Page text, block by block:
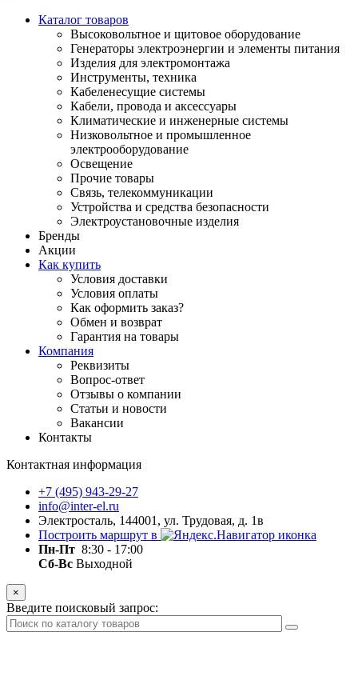
Каталог товаров
Высоковольтное и щитовое оборудование
Генераторы электроэнергии и элементы питания
Изделия для электромонтажа
Инструменты, техника
Кабеленесущие системы
Кабели, провода и аксессуары
Климатические и инженерные системы
Низковольтное и промышленное
электрооборудование
Освещение
Прочие товары
Связь, телекоммуникации
Устройства и средства безопасности
Электроустановочные изделия
Бренды
Акции
Как купить
Условия доставки
Условия оплаты
Как оформить заказ?
Обмен и возврат
Гарантия на товары
Компания
Реквизиты
Вопрос-ответ
Отзывы о компании
Статьи и новости
Вакансии
Контакты
Контактная информация
+7 (495) 943-29-27
info@inter-el.ru
Электросталь, 144001, ул. Трудовая, д. 1в
Построить маршрут в
Пн-Пт 8:30 - 17:00
Сб-Вс Выходной
×
Введите поисковый запрос: